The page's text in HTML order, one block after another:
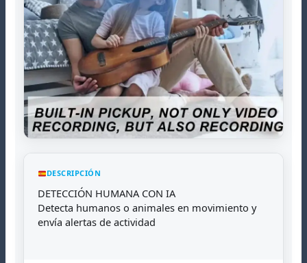
DESCRIPCIÓN
DETECCIÓN HUMANA CON IA
Detecta humanos o animales en movimiento y
envía alertas de actividad